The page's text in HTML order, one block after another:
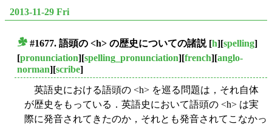
2013-11-29 Fri
#1677. 語頭の <h> の歴史についての諸説[h][spelling]
[pronunciation][spelling_pronunciation][french][anglo-
norman][scribe]
英語史における語頭の <h> を巡る問題は，それ自体
が歴史をもっている．英語史において語頭の <h> は実
際に発音されてきたのか，それとも発音されてこなかっ